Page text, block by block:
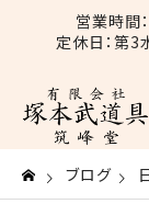
営業時
定休日：第3
ブログ